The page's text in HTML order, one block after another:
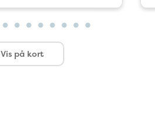
Vis på kort